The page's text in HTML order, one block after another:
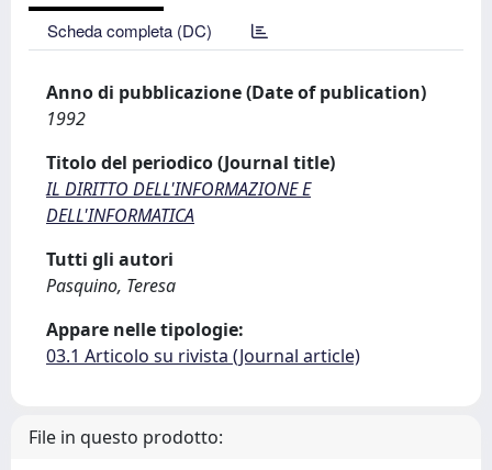
Scheda completa (DC)
Anno di pubblicazione (Date of publication)
1992
Titolo del periodico (Journal title)
IL DIRITTO DELL'INFORMAZIONE E
DELL'INFORMATICA
Tutti gli autori
Pasquino, Teresa
Appare nelle tipologie:
03.1 Articolo su rivista (Journal article)
File in questo prodotto: